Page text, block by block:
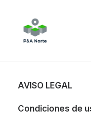
AVISO LEGAL
Condiciones de